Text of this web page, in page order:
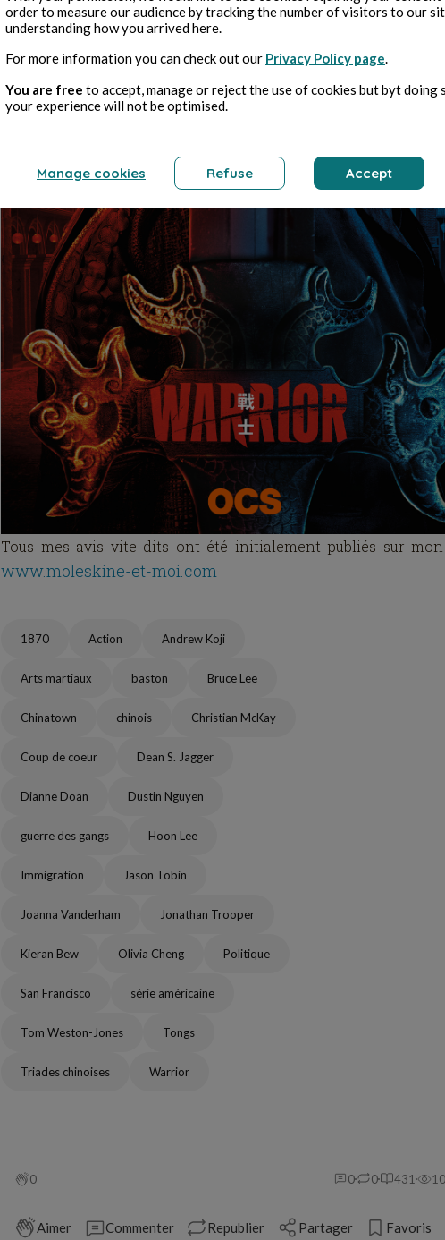
Tous mes avis vite dits ont été initialement publiés sur
www.moleskine-et-moi.com
1870 Action Andrew Koji
Arts martiaux baston Bruce Lee
Chinatown chinois Christian McKay
Coup de coeur Dean S. Jagger
Dianne Doan Dustin Nguyen
guerre des gangs Hoon Lee
Immigration Jason Tobin
Joanna Vanderham Jonathan Trooper
Kieran Bew Olivia Cheng Politique
San Francisco série américaine
Tom Weston-Jones Tongs
Triades chinoises Warrior
0 0 0 431
Aimer Commenter Republier Partager Favoris
order to measure our audience by tracking the number of visitors to our
understanding how you arrived here.
For more information you can check out our Privacy Policy page.
You are free to accept, manage or reject the use of cookies but byt doing
your experience will not be optimised.
Manage cookies Refuse Accept